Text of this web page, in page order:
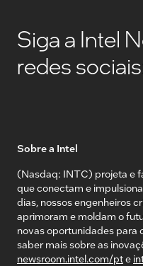
Siga a Intel
redes
Sobre a Intel
(Nasdaq: INTC) projeta e
que conectam e
dias, nossos engenheiros
aprimoram e moldam o
novas oportunidades para
saber mais sobre as
newsroom.intel.com/pte